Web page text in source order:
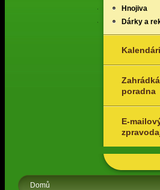
Hnojiva
Dárky a
poradna
E-
Domů